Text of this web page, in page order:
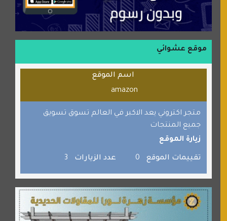
بلو باص
موقع حراج خدمة
الطبي
قراننا
برامج كمبيوتر
جائزة دبي الدولية للقران الكريم
صفنة دوت كوم
الألسن لخدمات الترجمة المعتمدة
موقع عشوائي
اسم الموقع
amazon
متجر اكتروني يعد الاكبر في العالم تسوق تسويق
جميع المنتجات
زيارة الموقع
تقييمات الموقع 0 عدد الزيارات 3